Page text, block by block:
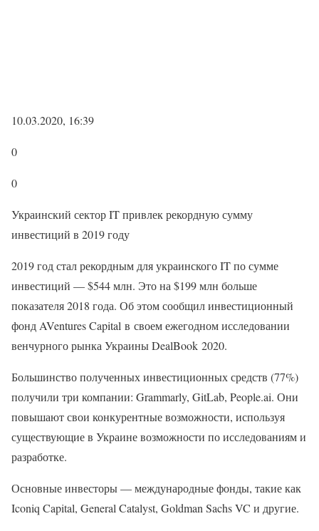
10.03.2020, 16:39
0
0
Украинский сектор IT привлек рекордную сумму
инвестиций в 2019 году
2019 год стал рекордным для украинского IT по сумме
инвестиций — $544 млн. Это на $199 млн больше
показателя 2018 года. Об этом сообщил инвестиционный
фонд AVentures Capital в своем ежегодном исследовании
венчурного рынка Украины DealBook 2020.
Большинство полученных инвестиционных средств (77%)
получили три компании: Grammarly, GitLab, People.ai. Они
повышают свои конкурентные возможности, используя
существующие в Украине возможности по исследованиям и
разработке.
Основные инвесторы — международные фонды, такие как
Iconiq Capital, General Catalyst, Goldman Sachs VC и другие.